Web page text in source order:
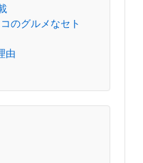
のグルメなセト
由